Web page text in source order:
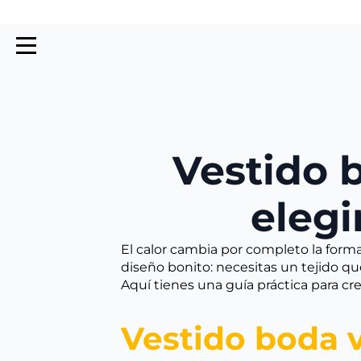
Vestido
El calor cambia por completo la
diseño bonito: necesitas un tejido
Aquí tienes una guía práctica para
Vestido boda